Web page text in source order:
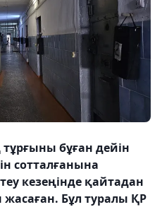
бұған дейін
сотталғанына
кезеңінде қайтадан
Бұл туралы ҚР